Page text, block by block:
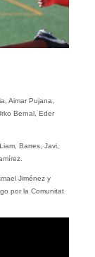
Aimar Pujana,
Bernal, Eder
Barres, Javi,
Jiménez y
por la Comunitat